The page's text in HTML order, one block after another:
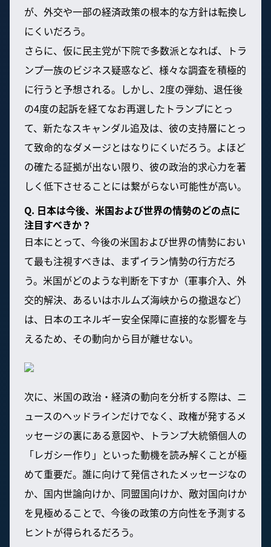
が、外交や一部の経済政策の根本的な方針は転換し
にくいだろう。
さらに、仮に民主党が下院で多数派となれば、トラ
ンプ一族のビジネス疑惑など、様々な調査を積極的
に行うと予想される。しかし、2度の弾劾、退任後
の4度の起訴を経てなお再選したトランプにとっ
て、新たなスキャンダル追及は、彼の支持層にとっ
て致命的なダメージとはなりにくいだろう。よほど
の確たる証拠が出ない限り、彼の政治的求心力を著
しく低下させることには繋がらない可能性が高い。
Q. 日本は今後、米国および世界の情勢のどの点に
注目すべきか？
日本にとって、今後の米国および世界の情勢におい
て最も注視すべきは、まずイラン情勢の行方だろ
う。米国がどのような判断を下すか（軍事介入、外
交的解決、あるいはホルムズ海峡からの撤退など）
は、日本のエネルギー安全保障に直接的な影響を与
えるため、その動向から目が離せない。
次に、米国の政治・経済の動向を分析する際は、ニ
ュースのヘッドラインだけでなく、政権が発するメ
ッセージの裏にある意図や、トランプ大統領個人の
「レガシー作り」といった動機を読み解くことが極
めて重要だ。誰に向けて発信されたメッセージなの
か、国内世論向けか、同盟国向けか、敵対国向けか
を見極めることで、今後の政策の方向性を予測する
ヒントが得られるだろう。